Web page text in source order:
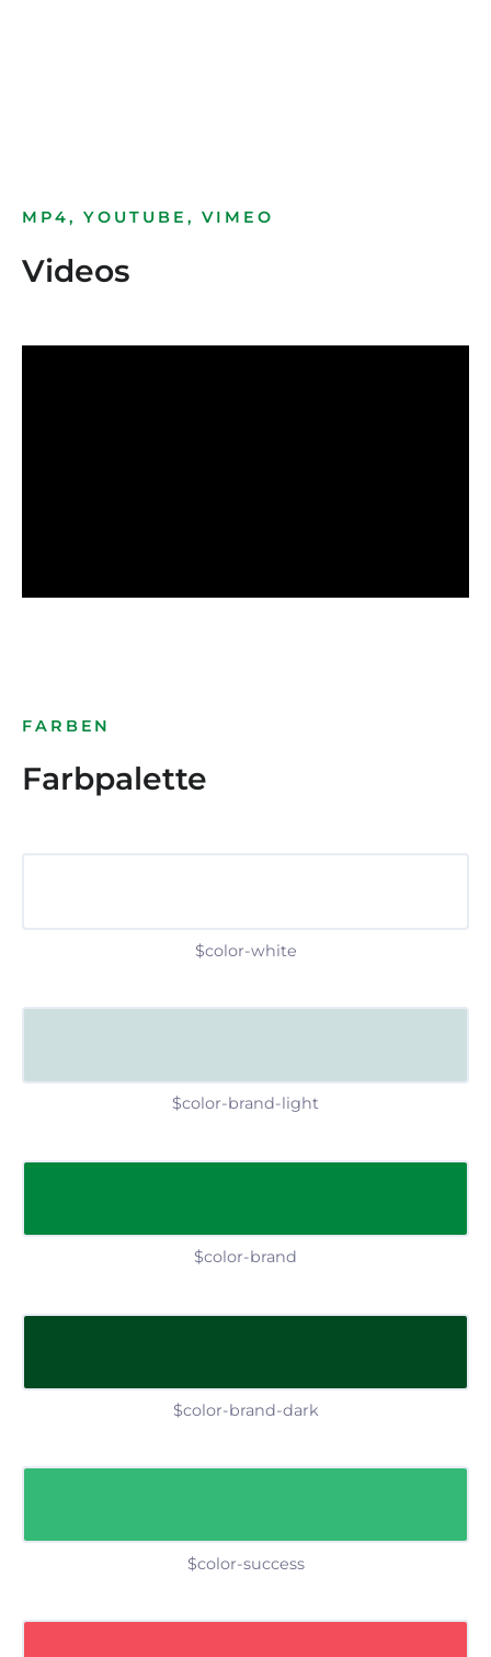
MP4, YOUTUBE, VIMEO
Videos
FARBEN
Farbpalette
$color-white
$color-brand-light
$color-brand
$color-brand-dark
$color-success